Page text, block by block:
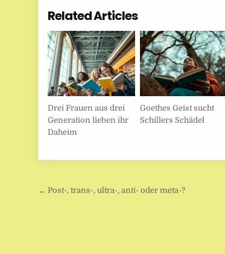
Related Articles
Drei Frauen aus drei
Generation lieben ihr
Daheim
Goethes Geist sucht
Schillers Schädel
Beitragsnavigation
← Post-, trans-, ultra-, anti- oder meta-?